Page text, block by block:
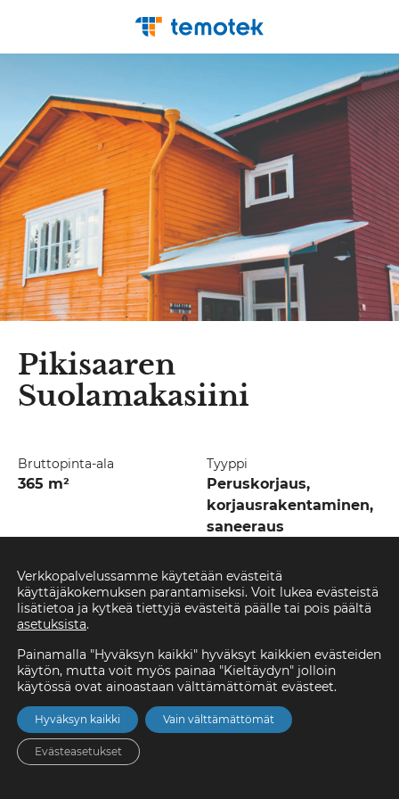
Pikisaaren
Suolamakasiini
Bruttopinta-ala
365 m²
Tyyppi
Peruskorjaus,
korjausrakentaminen,
saneeraus
2007
Yli satavuotias Pikisaaressa sijaitseva Suolamakasiini
peruskorjattiin historiaa kunnioittaen opetus-, toimisto- ja
myyntitiloiksi. Kyseessä on kulttuurihistoriallisesti arvokas
vuonna 1900 rakennettu kiinteistö.
Suolamakasiini on toiminut aikanaan Oulun villatehtaan
sarka- ja kemikaliovarastoa. Varastorakennuksessa oli niin
ikään asuin- ja toimistotiloja. Ennen talvisotaa
Verkkopalvelussamme käytetään evästeitä
käyttäjäkokemuksen parantamiseksi. Voit lukea evästeistä
lisätietoa ja kytkeä tiettyjä evästeitä päälle tai pois päältä
asetuksista.
Painamalla "Hyväksyn kaikki" hyväksyt kaikkien evästeiden
käytön, mutta voit myös painaa "Kieltäydyn" jolloin
käytössä ovat ainoastaan välttämättömät evästeet.
Hyväksyn kaikki Vain välttämättömät
Evästeasetukset